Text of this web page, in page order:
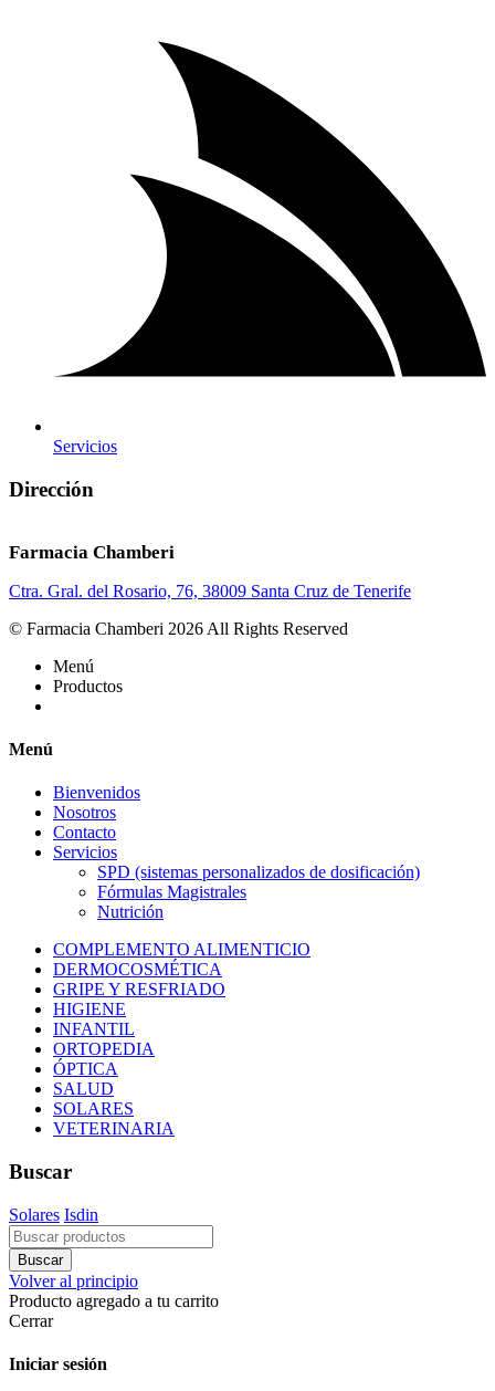
Servicios
Dirección
Farmacia Chamberi
Ctra. Gral. del Rosario, 76, 38009 Santa Cruz de Tenerife
© Farmacia Chamberi 2026 All Rights Reserved
Menú
Productos
Menú
Bienvenidos
Nosotros
Contacto
Servicios
SPD (sistemas personalizados de dosificación)
Fórmulas Magistrales
Nutrición
COMPLEMENTO ALIMENTICIO
DERMOCOSMÉTICA
GRIPE Y RESFRIADO
HIGIENE
INFANTIL
ORTOPEDIA
ÓPTICA
SALUD
SOLARES
VETERINARIA
Buscar
Solares Isdin
Volver al principio
Producto agregado a tu carrito
Cerrar
Iniciar sesión